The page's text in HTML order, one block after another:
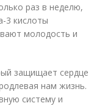
раз в неделю,
3 кислоты
молодость и
защищает сердце
нам жизнь.
систему и